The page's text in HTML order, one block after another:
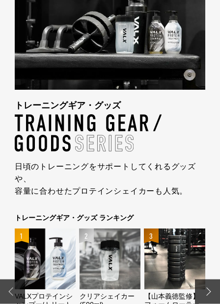
トレーニングギア・グッズ
日頃のトレーニングをサポートしてくれる グッズ
や、
容量に合わせたプロテインシェイカーも人気。
トレーニングギア・グッズ ランキング
1
VALXプロテインシ
2
クリアシェイカー
3
【山本義徳監修】
【